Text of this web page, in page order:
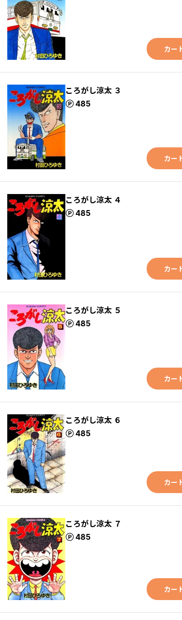
カー
ころがし涼太 ３
485
ポイント
カー
ころがし涼太 ４
485
ポイント
カー
ころがし涼太 ５
485
ポイント
カー
ころがし涼太 ６
485
ポイント
カー
ころがし涼太 ７
485
ポイント
カー